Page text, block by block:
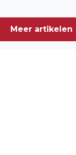
Meer artikelen